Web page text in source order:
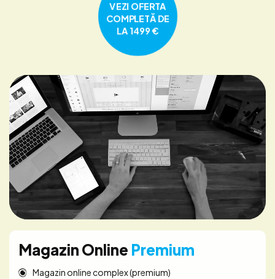
VEZI OFERTA
COMPLETĂ DE
LA 1499 €
Magazin Online Premium
Magazin online complex (premium)